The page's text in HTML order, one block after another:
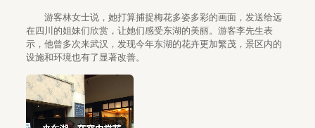
游客林女士说，她打算捕捉梅花多姿多彩的画面，发送给远
在四川的姐妹们欣赏，让她们感受东湖的美丽。游客李先生表
示，他曾多次来武汉，发现今年东湖的花卉更加繁茂，景区内的
设施和环境也有了显著改善。